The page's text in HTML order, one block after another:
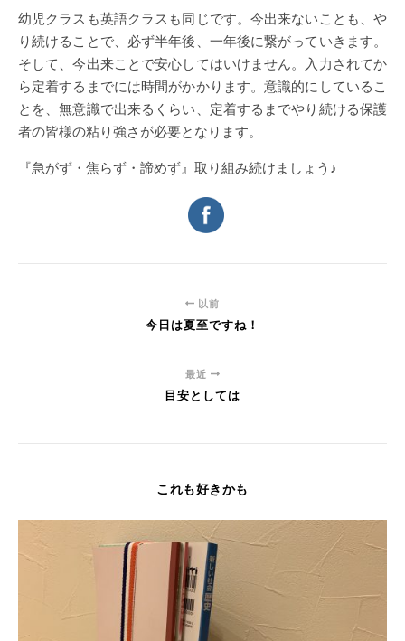
幼児クラスも英語クラスも同じです。今出来ないことも、や
り続けることで、必ず半年後、一年後に繋がっていきます。
そして、今出来ことで安心してはいけません。入力されてか
ら定着するまでには時間がかかります。意識的にしているこ
とを、無意識で出来るくらい、定着するまでやり続ける保護
者の皆様の粘り強さが必要となります。
『急がず・焦らず・諦めず』取り組み続けましょう♪
以前
今日は夏至ですね！
最近
目安としては
これも好きかも